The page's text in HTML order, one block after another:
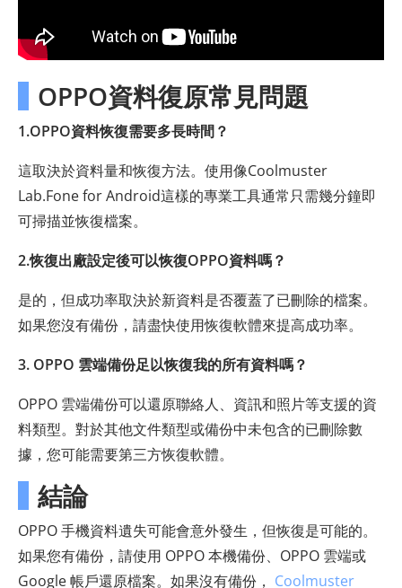
OPPO資料復原常見問題
1.OPPO資料恢復需要多長時間？
這取決於資料量和恢復方法。使用像Coolmuster
Lab.Fone for Android這樣的專業工具通常只需幾分鐘即
可掃描並恢復檔案。
2.恢復出廠設定後可以恢復OPPO資料嗎？
是的，但成功率取決於新資料是否覆蓋了已刪除的檔案。
如果您沒有備份，請盡快使用恢復軟體來提高成功率。
3. OPPO 雲端備份足以恢復我的所有資料嗎？
OPPO 雲端備份可以還原聯絡人、資訊和照片等支援的資
料類型。對於其他文件類型或備份中未包含的已刪除數
據，您可能需要第三方恢復軟體。
結論
OPPO 手機資料遺失可能會意外發生，但恢復是可能的。
如果您有備份，請使用 OPPO 本機備份、OPPO 雲端或
Google 帳戶還原檔案。如果沒有備份， Coolmuster